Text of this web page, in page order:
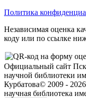
Политика
Независимая оценка
коду или по ссылке
Официальный сайт
научной библиотеки
Курбатова© 2009 - 2026
научная библиотека